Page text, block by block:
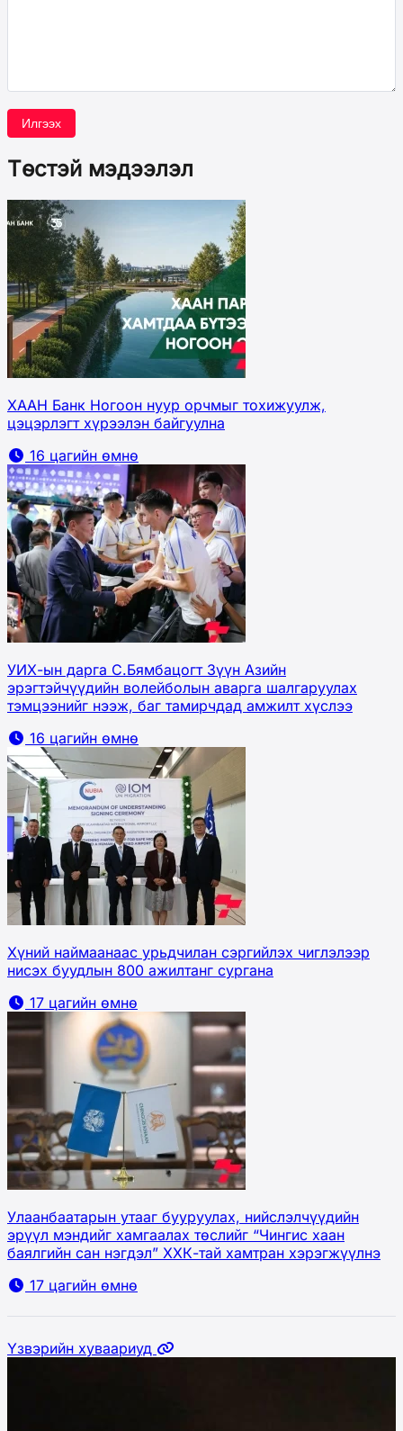
Илгээх
Төстэй мэдээлэл
ХААН Банк Ногоон нуур орчмыг тохижуулж,
цэцэрлэгт хүрээлэн байгуулна
16 цагийн өмнө
УИХ-ын дарга С.Бямбацогт Зүүн Азийн
эрэгтэйчүүдийн волейболын аварга шалгаруулах
тэмцээнийг нээж, баг тамирчдад амжилт хүслээ
16 цагийн өмнө
Хүний наймаанаас урьдчилан сэргийлэх чиглэлээр
нисэх буудлын 800 ажилтанг сургана
17 цагийн өмнө
Улаанбаатарын утааг бууруулах, нийслэлчүүдийн
эрүүл мэндийг хамгаалах төслийг “Чингис хаан
баялгийн сан нэгдэл” ХХК-тай хамтран хэрэгжүүлнэ
17 цагийн өмнө
Үзвэрийн хуваариуд